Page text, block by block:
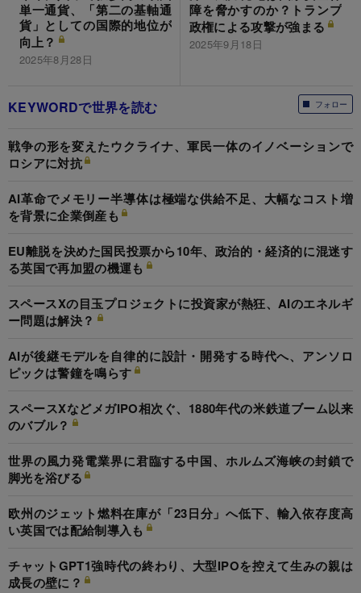
単一通貨、「第二の基軸通
貨」としての国際的地位が
向上？
2025年8月28日
障を脅かすのか？トランプ
政権による攻撃が強まる
2025年9月18日
フォロー
KEYWORDで世界を読む
戦争の形を変えたウクライナ、軍民一体のイノベーションで
ロシアに対抗
AI革命でメモリー半導体は極端な供給不足、大幅なコスト増
を背景に企業倒産も
EU離脱を決めた国民投票から10年、政治的・経済的に混迷す
る英国で再加盟の機運も
スペースXの目玉プロジェクトに投資家が熱狂、AIのエネルギ
ー問題は解決？
AIが後継モデルを自律的に設計・開発する時代へ、アンソロ
ピックは警鐘を鳴らす
スペースXなどメガIPO相次ぐ、1880年代の米鉄道ブーム以来
のバブル？
世界の風力発電業界に君臨する中国、ホルムズ海峡の封鎖で
脚光を浴びる
欧州のジェット燃料在庫が「23日分」へ低下、輸入依存度高
い英国では配給制導入も
チャットGPT1強時代の終わり、大型IPOを控えて生みの親は
成長の壁に？